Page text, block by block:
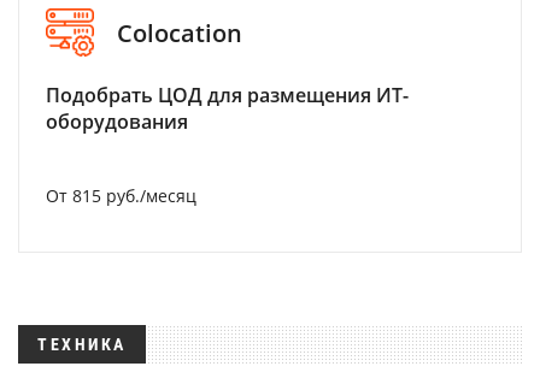
Colocation
Подобрать ЦОД для размещения ИТ-
оборудования
От 815 руб./месяц
ТЕХНИКА